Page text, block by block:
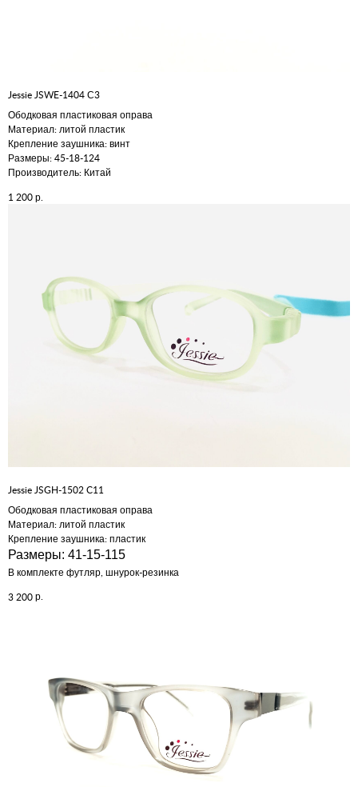
Jessie JSWE-1404 С3
Ободковая пластиковая оправа
Материал: литой пластик
Крепление заушника: винт
Размеры: 45-18-124
Производитель: Китай
1 200р.
Jessie JSGH-1502 C11
Ободковая пластиковая оправа
Материал: литой пластик
Крепление заушника: пластик
Размеры: 41-15-115
В комплекте футляр, шнурок-резинка
3 200р.